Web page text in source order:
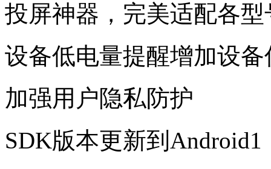
投屏神器，完美适配各
设备低电量提醒增加设备
加强用户隐私防护
SDK版本更新到Android1